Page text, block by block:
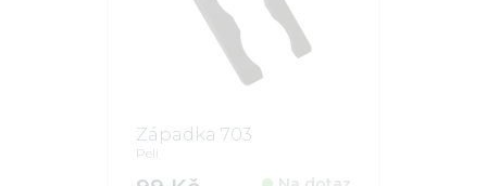
Západka 703
Peli